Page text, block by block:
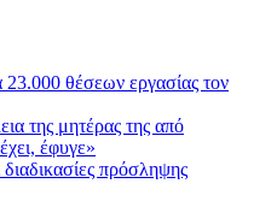
θέσεων εργασίας τον
της μητέρας της από
έφυγε»
πρόσληψης